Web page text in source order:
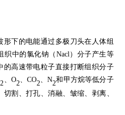
下的电能通过多极刀头在人体组
织中的氯化钠（ Nacl）分子产生等
的高速带电粒子直接打断组织分子
2 、 O2、 CO2、N2和甲方烷等低分子
割、打孔、消融、皱缩、剥离、